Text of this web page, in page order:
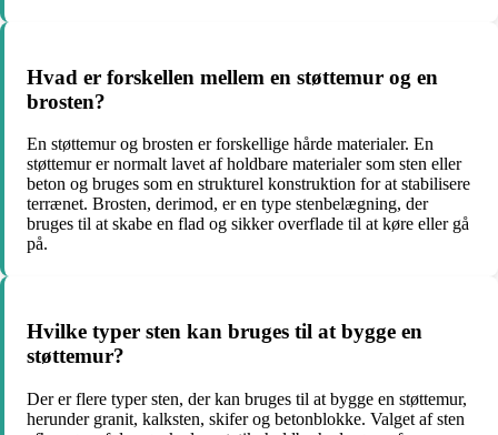
Hvad er forskellen mellem en støttemur og en
brosten?
En støttemur og brosten er forskellige hårde materialer. En
støttemur er normalt lavet af holdbare materialer som sten eller
beton og bruges som en strukturel konstruktion for at stabilisere
terrænet. Brosten, derimod, er en type stenbelægning, der
bruges til at skabe en flad og sikker overflade til at køre eller gå
på.
Hvilke typer sten kan bruges til at bygge en
støttemur?
Der er flere typer sten, der kan bruges til at bygge en støttemur,
herunder granit, kalksten, skifer og betonblokke. Valget af sten